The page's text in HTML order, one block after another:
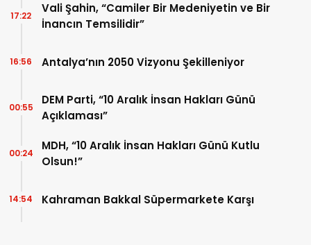
Vali Şahin, “Camiler Bir Medeniyetin ve Bir
İnancın Temsilidir”
17:22
Antalya’nın 2050 Vizyonu Şekilleniyor
16:56
DEM Parti, “10 Aralık İnsan Hakları Günü
Açıklaması”
00:55
MDH, “10 Aralık İnsan Hakları Günü Kutlu
Olsun!”
00:24
Kahraman Bakkal Süpermarkete Karşı
14:54